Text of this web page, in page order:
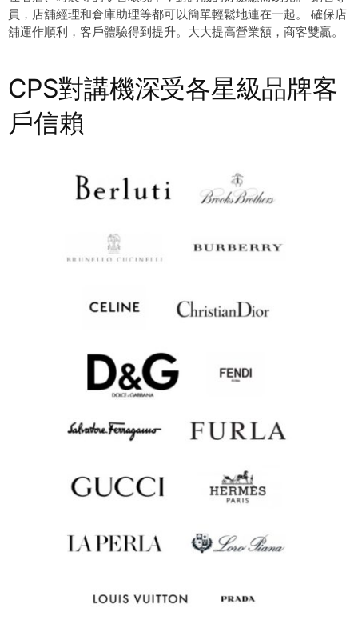
員，店舖經理和倉庫助理等都可以簡單輕鬆地連在一起。 確保店
舖運作順利，客戶體驗得到提升。大大提高營業額，商客雙贏。
CPS對講機深受各星級品牌客
戶信賴